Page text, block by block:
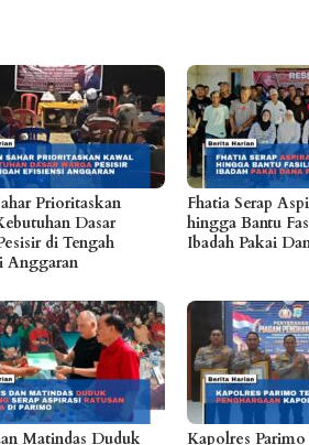
Prioritaskan
Dasar
di Tengah
Anggaran
Fhatia Serap
hingga Bantu
Ibadah Pakai
Matindas Duduk Kapolres